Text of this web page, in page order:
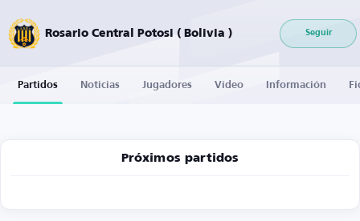
Rosario Central Potosi ( Bolivia ) Seguir
Partidos Noticias Jugadores Vídeo Información
Próximos partidos